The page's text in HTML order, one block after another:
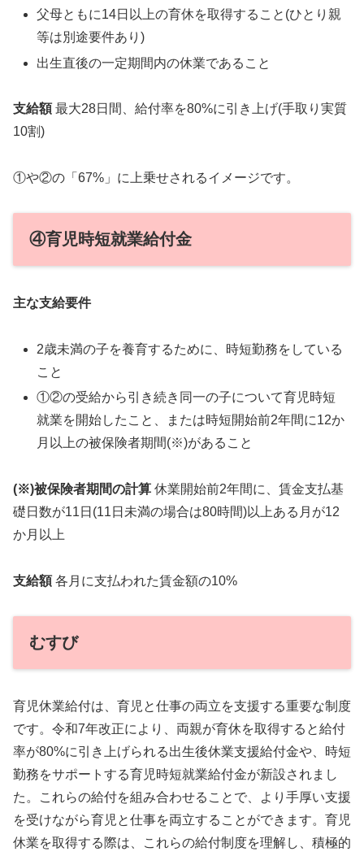
父母ともに14日以上の育休を取得すること(ひとり親
等は別途要件あり)
出生直後の一定期間内の休業であること
支給額最大28日間、給付率を80%に引き上げ(手取り実質
10割)
①や②の「67%」に上乗せされるイメージです。
④育児時短就業給付金
主な支給要件
2歳未満の子を養育するために、時短勤務をしている
こと
①②の受給から引き続き同一の子について育児時短
就業を開始したこと、または時短開始前2年間に12か
月以上の被保険者期間(※)があること
(※)被保険者期間の計算 休業開始前2年間に、賃金支払基
礎日数が11日(11日未満の場合は80時間)以上ある月が12
か月以上
支給額各月に支払われた賃金額の10%
むすび
育児休業給付は、育児と仕事の両立を支援する重要な制度
です。令和7年改正により、両親が育休を取得すると給付
率が80%に引き上げられる出生後休業支援給付金や、時短
勤務をサポートする育児時短就業給付金が新設されまし
た。これらの給付を組み合わせることで、より手厚い支援
を受けながら育児と仕事を両立することができます。育児
休業を取得する際は、これらの給付制度を理解し、積極的